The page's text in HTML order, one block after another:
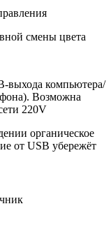
смены цвета
выхода компьютера/
Возможна
220V
органическое
от USB убережёт